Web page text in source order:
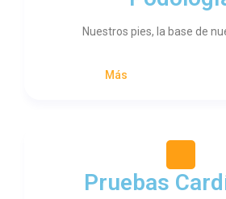
Nuestros pies, la base de
Más
Pruebas